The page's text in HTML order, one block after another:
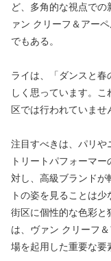
ど、多角的な視点で
ァン クリーフ＆アー
でもある。
ライは、「ダンスと
しく思っています。
区では行われていませ
注目すべきは、パリや
トリートパフォーマ
対し、高級ブランドが
トの姿を見ることは
街区に個性的な色彩と
は、ヴァン クリーフ
場を起用した重要な要